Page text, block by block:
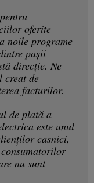
oferite
noile programe
pașii
direcție. Ne
creat de
facturilor.
de plată a
este unul
casnici,
nu sunt